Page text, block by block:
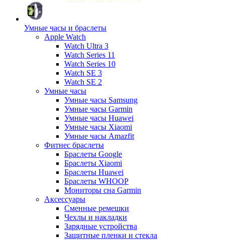
Умные часы и браслеты
Apple Watch
Watch Ultra 3
Watch Series 11
Watch Series 10
Watch SE 3
Watch SE 2
Умные часы
Умные часы Samsung
Умные часы Garmin
Умные часы Huawei
Умные часы Xiaomi
Умные часы Amazfit
Фитнес браслеты
Браслеты Google
Браслеты Xiaomi
Браслеты Huawei
Браслеты WHOOP
Мониторы сна Garmin
Аксессуары
Сменные ремешки
Чехлы и накладки
Зарядные устройства
Защитные пленки и стекла